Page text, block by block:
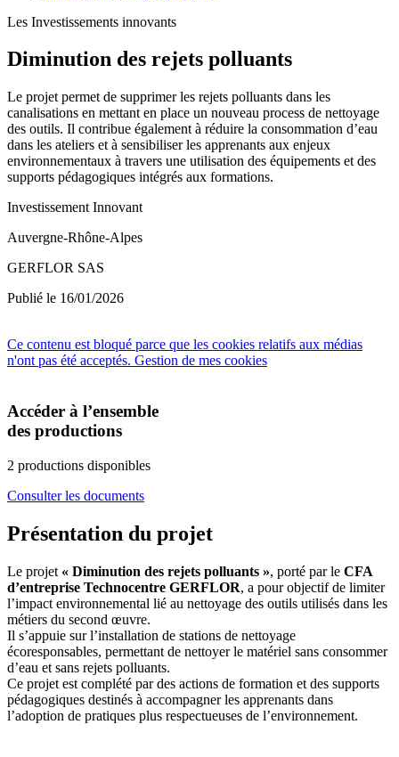
Les Investissements innovants
Diminution des rejets polluants
Le projet permet de supprimer les rejets polluants dans les
canalisations en mettant en place un nouveau process de nettoyage
des outils. Il contribue également à réduire la consommation d’eau
dans les ateliers et à sensibiliser les apprenants aux enjeux
environnementaux à travers une utilisation des équipements et des
supports pédagogiques intégrés aux formations.
Investissement Innovant
Auvergne-Rhône-Alpes
GERFLOR SAS
Publié le 16/01/2026
Ce contenu est bloqué parce que les cookies relatifs aux médias
n'ont pas été acceptés. Gestion de mes cookies
Accéder à l’ensemble
des productions
2 productions disponibles
Consulter les documents
Présentation du projet
Le projet « Diminution des rejets polluants », porté par le CFA
d’entreprise Technocentre GERFLOR, a pour objectif de limiter
l’impact environnemental lié au nettoyage des outils utilisés dans les
métiers du second œuvre.
Il s’appuie sur l’installation de stations de nettoyage
écoresponsables, permettant de nettoyer le matériel sans consommer
d’eau et sans rejets polluants.
Ce projet est complété par des actions de formation et des supports
pédagogiques destinés à accompagner les apprenants dans
l’adoption de pratiques plus respectueuses de l’environnement.